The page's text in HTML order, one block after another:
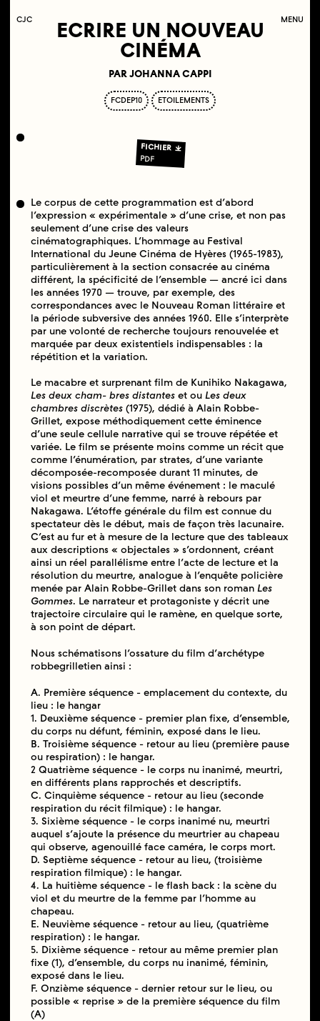
COLLECTIF
JEUNE
C MENU
ECRIRE UN NOUVEAU
CINÉMA
PAR JOHANNA CAPPI
FCDEP10 ETOILEMENTS
FICHIER
PDF
Le corpus de cette programmation est d’abord
l’expression « expérimentale » d’une crise, et non pas
seulement d’une crise des valeurs
cinématographiques. L’hommage au Festival
International du Jeune Cinéma de Hyères (1965-1983),
particulièrement à la section consacrée au cinéma
différent, la spécificité de l’ensemble — ancré ici dans
les années 1970 — trouve, par exemple, des
correspondances avec le Nouveau Roman littéraire et
la période subversive des années 1960. Elle s’interprète
par une volonté de recherche toujours renouvelée et
marquée par deux existentiels indispensables : la
répétition et la variation.
Le macabre et surprenant film de Kunihiko Nakagawa,
Les deux cham- bres distantes et ou Les deux
chambres discrètes (1975), dédié à Alain Robbe-
Grillet, expose méthodiquement cette éminence
d’une seule cellule narrative qui se trouve répétée et
variée. Le film se présente moins comme un récit que
comme l’énumération, par strates, d’une variante
décomposée-recomposée durant 11 minutes, de
visions possibles d’un même événement : le maculé
viol et meurtre d’une femme, narré à rebours par
Nakagawa. L’étoffe générale du film est connue du
spectateur dès le début, mais de façon très lacunaire.
C’est au fur et à mesure de la lecture que des tableaux
aux descriptions « objectales » s’ordonnent, créant
ainsi un réel parallélisme entre l’acte de lecture et la
résolution du meurtre, analogue à l’enquête policière
menée par Alain Robbe-Grillet dans son roman Les
Gommes. Le narrateur et protagoniste y décrit une
trajectoire circulaire qui le ramène, en quelque sorte,
à son point de départ.
Nous schématisons l’ossature du film d’archétype
robbegrilletien ainsi :
A. Première séquence - emplacement du contexte, du
lieu : le hangar
1. Deuxième séquence - premier plan fixe, d’ensemble,
du corps nu défunt, féminin, exposé dans le lieu.
B. Troisième séquence - retour au lieu (première pause
ou respiration) : le hangar.
2 Quatrième séquence - le corps nu inanimé, meurtri,
en différents plans rapprochés et descriptifs.
C. Cinquième séquence - retour au lieu (seconde
respiration du récit filmique) : le hangar.
3. Sixième séquence - le corps inanimé nu, meurtri
auquel s’ajoute la présence du meurtrier au chapeau
qui observe, agenouillé face caméra, le corps mort.
D. Septième séquence - retour au lieu, (troisième
respiration filmique) : le hangar.
4. La huitième séquence - le flash back : la scène du
viol et du meurtre de la femme par l’homme au
chapeau.
E. Neuvième séquence - retour au lieu, (quatrième
respiration) : le hangar.
5. Dixième séquence - retour au même premier plan
fixe (1), d’ensemble, du corps nu inanimé, féminin,
exposé dans le lieu.
F. Onzième séquence - dernier retour sur le lieu, ou
possible « reprise » de la première séquence du film
(A)